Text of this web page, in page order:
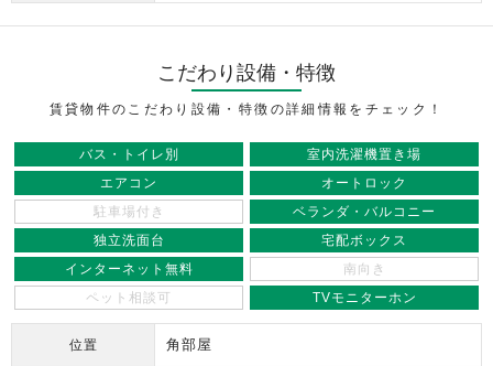
こだわり設備・特徴
賃貸物件のこだわり設備・特徴の詳細情報をチェック！
バス・トイレ別
室内洗濯機置き場
エアコン
オートロック
駐車場付き
ベランダ・バルコニー
独立洗面台
宅配ボックス
インターネット無料
南向き
ペット相談可
TVモニターホン
位置 角部屋